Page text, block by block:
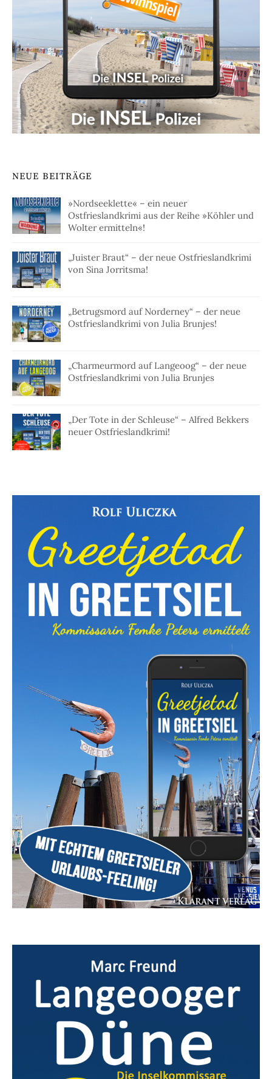
NEUE BEITRÄGE
»Nordseeklette« – ein neuer
Ostfrieslandkrimi aus der Reihe »Köhler und
Wolter ermitteln«!
„Juister Braut“ – der neue Ostfrieslandkrimi
von Sina Jorritsma!
„Betrugsmord auf Norderney“ – der neue
Ostfrieslandkrimi von Julia Brunjes!
„Charmeurmord auf Langeoog“ – der neue
Ostfrieslandkrimi von Julia Brunjes
„Der Tote in der Schleuse“ – Alfred Bekkers
neuer Ostfrieslandkrimi!